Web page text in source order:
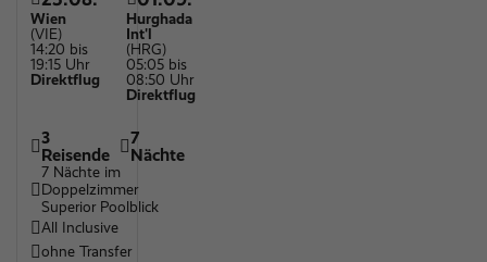
Wien
(VIE)
14:20 bis
19:15 Uhr
Direktflug
Hurghada
Int'l
(HRG)
05:05 bis
08:50 Uhr
Direktflug
3
Reisende
7
Nächte
7 Nächte im
Doppelzimmer
Superior Poolblick
All Inclusive
ohne Transfer